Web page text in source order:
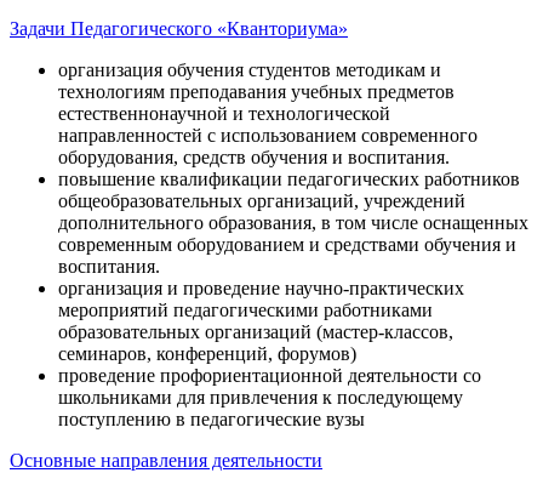
Задачи Педагогического «Кванториума»
организация обучения студентов методикам и
технологиям преподавания учебных предметов
естественнонаучной и технологической
направленностей с использованием современного
оборудования, средств обучения и воспитания.
повышение квалификации педагогических работников
общеобразовательных организаций, учреждений
дополнительного образования, в том числе оснащенных
современным оборудованием и средствами обучения и
воспитания.
организация и проведение научно-практических
мероприятий педагогическими работниками
образовательных организаций (мастер-классов,
семинаров, конференций, форумов)
проведение профориентационной деятельности со
школьниками для привлечения к последующему
поступлению в педагогические вузы
Основные направления деятельности